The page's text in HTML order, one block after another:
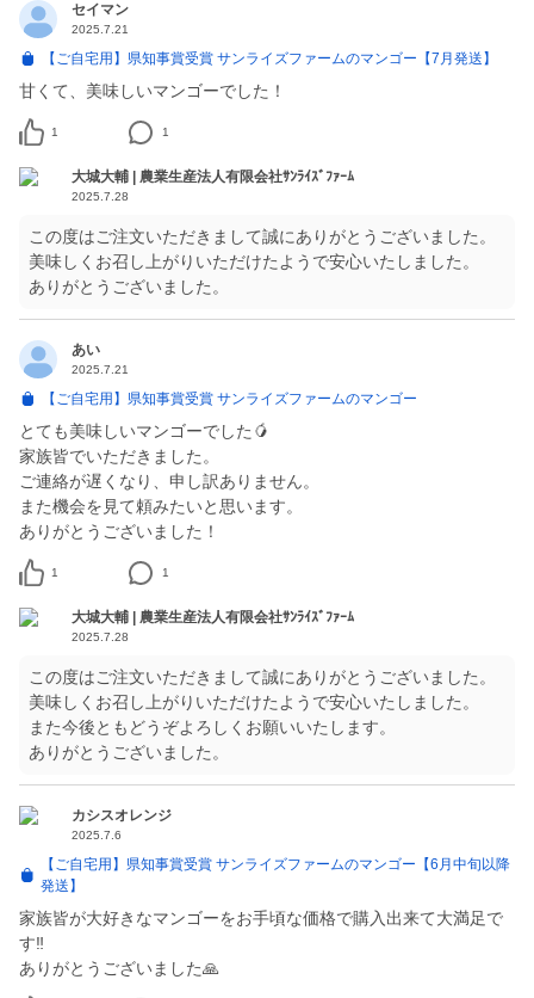
セイマン
2025.7.21
【ご自宅用】県知事賞受賞 サンライズファームのマンゴー【7月発送】
甘くて、美味しいマンゴーでした！
1 1
大城大輔 | 農業生産法人有限会社ｻﾝﾗｲｽﾞﾌｧｰﾑ
2025.7.28
この度はご注文いただきまして誠にありがとうございました。
美味しくお召し上がりいただけたようで安心いたしました。
ありがとうございました。
あい
2025.7.21
【ご自宅用】県知事賞受賞 サンライズファームのマンゴー
とても美味しいマンゴーでした🥭
家族皆でいただきました。
ご連絡が遅くなり、申し訳ありません。
また機会を見て頼みたいと思います。
ありがとうございました！
1 1
大城大輔 | 農業生産法人有限会社ｻﾝﾗｲｽﾞﾌｧｰﾑ
2025.7.28
この度はご注文いただきまして誠にありがとうございました。
美味しくお召し上がりいただけたようで安心いたしました。
また今後ともどうぞよろしくお願いいたします。
ありがとうございました。
カシスオレンジ
2025.7.6
【ご自宅用】県知事賞受賞 サンライズファームのマンゴー【6月中旬以降
発送】
家族皆が大好きなマンゴーをお手頃な価格で購入出来て大満足で
す‼️
ありがとうございました🙏